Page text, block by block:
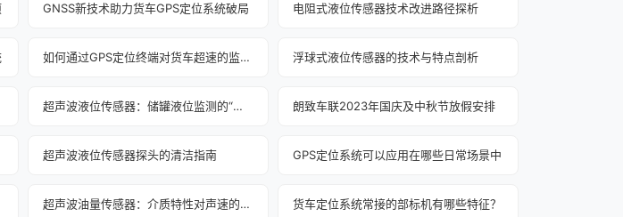
GNSS新技术助力货车GPS定位系统破局 电阻式液位传感器技术改进路径探析
如何通过GPS定位终端对货车超速的监管？ 浮球式液位传感器的技术与特点剖析
超声波液位传感器：储罐液位监测的“智慧之眼” 朗致车联2023年国庆及中秋节放假安排
超声波液位传感器探头的清洁指南 GPS定位系统可以应用在哪些日常场景中
超声波油量传感器：介质特性对声速的影响及应对 货车定位系统常接的部标机有哪些特征？